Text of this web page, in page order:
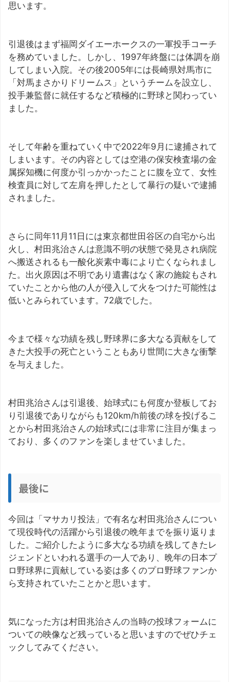
思います。
引退後はまず福岡ダイエーホークスの一軍投手コーチ
を務めていました。しかし、1997年終盤には体調を崩
してしまい入院。その後2005年には長崎県対馬市に
「対馬まさかりドリームス」というチームを設立し、
投手兼監督に就任するなど積極的に野球と関わってい
ました。
そして年齢を重ねていく中で2022年9月に逮捕されて
しまいます。その内容としては空港の保安検査場の金
属探知機に何度か引っかかったことに腹を立て、女性
検査員に対して左肩を押したとして暴行の疑いで逮捕
されました。
さらに同年11月11日には東京都世田谷区の自宅から出
火し、村田兆治さんは意識不明の状態で発見され病院
へ搬送されるも一酸化炭素中毒により亡くなられまし
た。出火原因は不明であり遺書はなく家の施錠もされ
ていたことから他の人が侵入して火をつけた可能性は
低いとみられています。72歳でした。
今まで様々な功績を残し野球界に多大なる貢献をして
きた大投手の死亡ということもあり世間に大きな衝撃
を与えました。
村田兆治さんは引退後、始球式にも何度か登板してお
り引退後でありながらも120km/h前後の球を投げるこ
とから村田兆治さんの始球式には非常に注目が集まっ
ており、多くのファンを楽しませていました。
最後に
今回は「マサカリ投法」で有名な村田兆治さんについ
て現役時代の活躍から引退後の晩年までを振り返りま
した。ご紹介したように多大なる功績を残してきたレ
ジェンドといわれる選手の一人であり、晩年の日本プ
ロ野球界に貢献している姿は多くのプロ野球ファンか
ら支持されていたことかと思います。
気になった方は村田兆治さんの当時の投球フォームに
ついての映像など残っていると思いますのでぜひチェ
ックしてみてください。